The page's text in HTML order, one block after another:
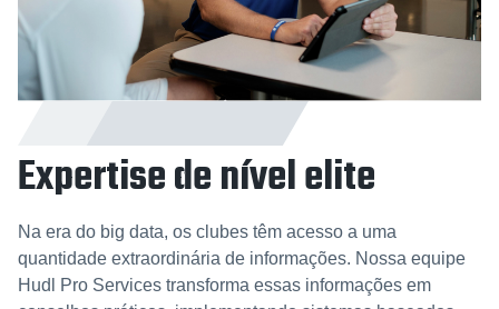
Expertise de nível elite
Na era do big data, os clubes têm acesso a uma
quantidade extraordinária de informações. Nossa equipe
Hudl Pro Services transforma essas informações em